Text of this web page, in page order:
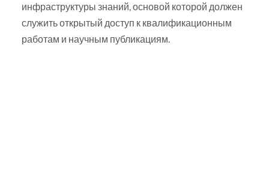
инфраструктуры знаний, основой которой должен
служить открытый доступ к квалификационным
работам и научным публикациям.